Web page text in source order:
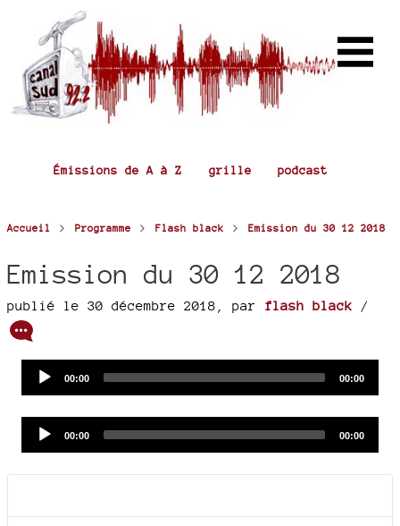
Émissions de A à Z grille podcast
Accueil > Programme > Flash black > Emission du 30 12 2018
Emission du 30 12 2018
publié le 30 décembre 2018 par flash black /
Current
00:00
Total
00:00
Current
00:00
Total
00:00